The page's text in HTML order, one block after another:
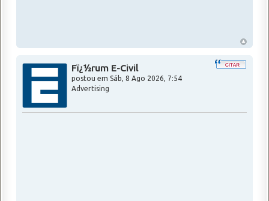
Fï¿½rum E-Civil
postou em Sáb, 8 Ago 2026, 7:54
Advertising